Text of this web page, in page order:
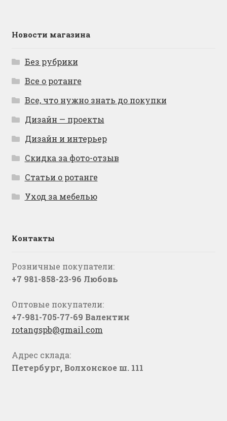
Новости магазина
Без рубрики
Все о ротанге
Все, что нужно знать до покупки
Дизайн — проекты
Дизайн и интерьер
Скидка за фото-отзыв
Статьи о ротанге
Уход за мебелью
Контакты
Розничные покупатели:
+7 981-858-23-96 Любовь
Оптовые покупатели:
+7-981-705-77-69 Валентин
rotangspb@gmail.com
Адрес склада:
Петербург, Волхонское ш. 111